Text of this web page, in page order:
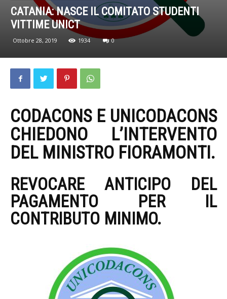
CATANIA: NASCE IL COMITATO STUDENTI
VITTIME UNICT
Ottobre 28, 2019 1934 0
CODACONS E UNICODACONS
CHIEDONO L’INTERVENTO
DEL MINISTRO FIORAMONTI.
REVOCARE ANTICIPO DEL
PAGAMENTO PER IL
CONTRIBUTO MINIMO.